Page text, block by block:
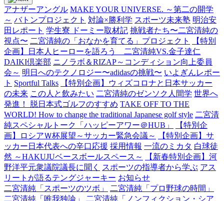
アナザーアングル MAKE YOUR UNIVERSE. ～第二の開学
～ バトンプロジェクト 対論×勝利学 スポーツ未来塾 明治安
田レポート 学生寮 ドーミー取材記 挑戦者たち〜二宮清純の
視点〜 二宮清純の「おなかを育てる」プロジェクト
【特別
企画】日本人ヒーローを語ろう 二宮清純VS.金子達仁
DAIKI倶楽部 ニノラボ＆RIZAP～コンディション向上委員
会～ 明日へのテクノロジー〜adidasの挑戦〜 いよぎんレポー
ト Sportful Talks
【特別企画】ウィズコロナと日本サッカー
の未来 この人と飲みたい 二宮清純のゼンソク人間学 世界へ
発進！ 脱日本式ゴルフのすすめ TAKE OFF TO THE
WORLD! How to change the traditional Japanese golf style 二宮清
純スペシャルトーク「ハッピーアワー＠HUB」
【特別企
画】ロシアＷ杯展望～サッカー緊急会議～
【特別企画】サ
ッカー日本代表への辛口応援 採用情報 一流のミカタ 白球徒
然 ～HAKUJUベースボールスペース～
【新春特別企画】河
野洋平元衆議院議長に聞く
スポーツの指導者から学ぶ アス
リートが語るテングジャーキー お知らせ
二宮清純「スポーツのツボ」
二宮清純「プロ野球の時間」
二宮清純「唯我独論」
二宮清純「ノンフィクション・シア